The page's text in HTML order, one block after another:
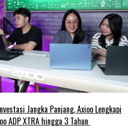
Jangka Panjang, Axioo Lengkapi
ADP XTRA hingga 3 Tahun